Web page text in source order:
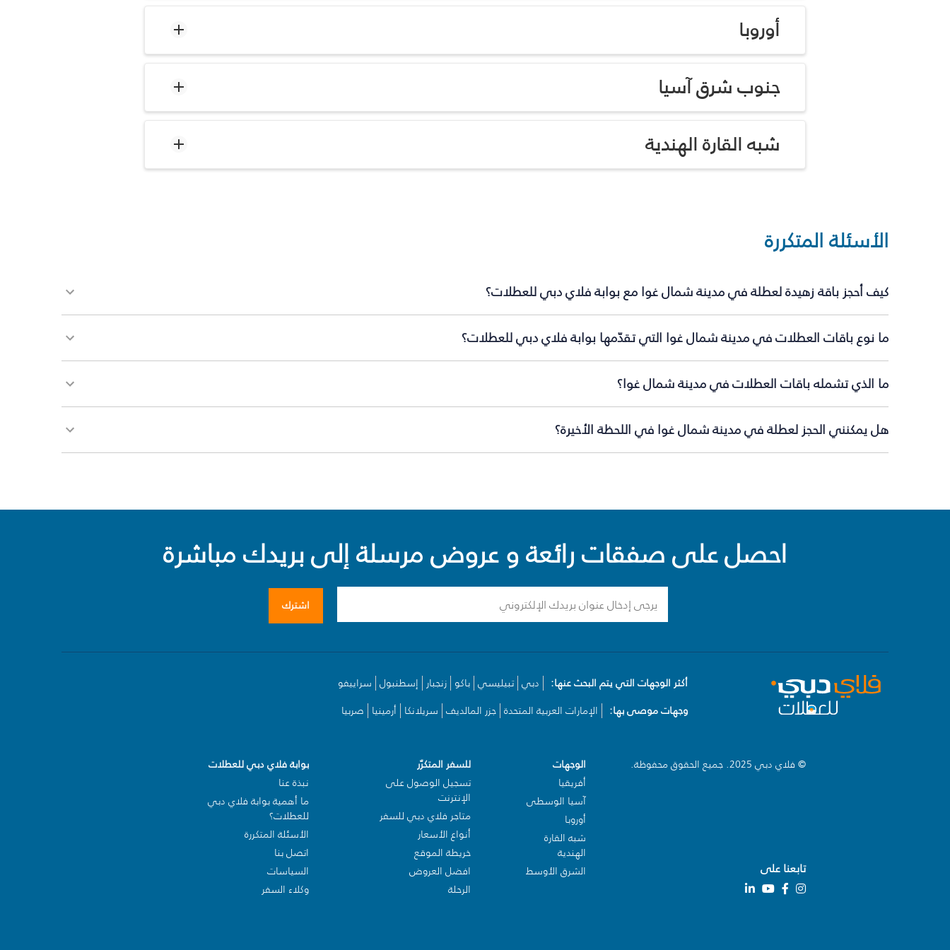
أوروبا
جنوب شرق آسيا
شبه القارة الهندية
الأسئلة المتكررة
كيف أحجز باقة زهيدة لعطلة في مدينة شمال غوا مع بوابة فلاي دبي للعطلات؟
ما نوع باقات العطلات في مدينة شمال غوا التي تقدّمها بوابة فلاي دبي للعطلات؟
ما الذي تشمله باقات العطلات في مدينة شمال غوا؟
هل يمكنني الحجز لعطلة في مدينة شمال غوا في اللحظة الأخيرة؟
احصل على صفقات رائعة و عروض مرسلة إلى بريدك مباشرة
اشترك
أكثر الوجهات التي يتم البحث عنها: دبي تبيليسي باكو زنجبار إسطنبول سراييفو
وجهات موصى بها:
الإمارات العربية المتحدة جزر المالديف سريلانكا أرمينيا صربيا
© فلاي دبي 2025. جميع الحقوق محفوظة.
تابعنا على
الوجهات
أفريقيا
آسيا الوسطى
أوروبا
شبه القارة
الهندية
الشرق الأوسط
للسفر المتكرّر
تسجيل الوصول على
الإنترنت
متاجر فلاي دبي للسفر
أنواع الأسعار
خريطة الموقع
افضل العروض
الرحلة
بوابة فلاي دبي للعطلات
نبذة عنا
ما أهمية بوابة فلاي دبي
للعطلات؟
الأسئلة المتكررة
اتصل بنا
السياسات
وكلاء السفر